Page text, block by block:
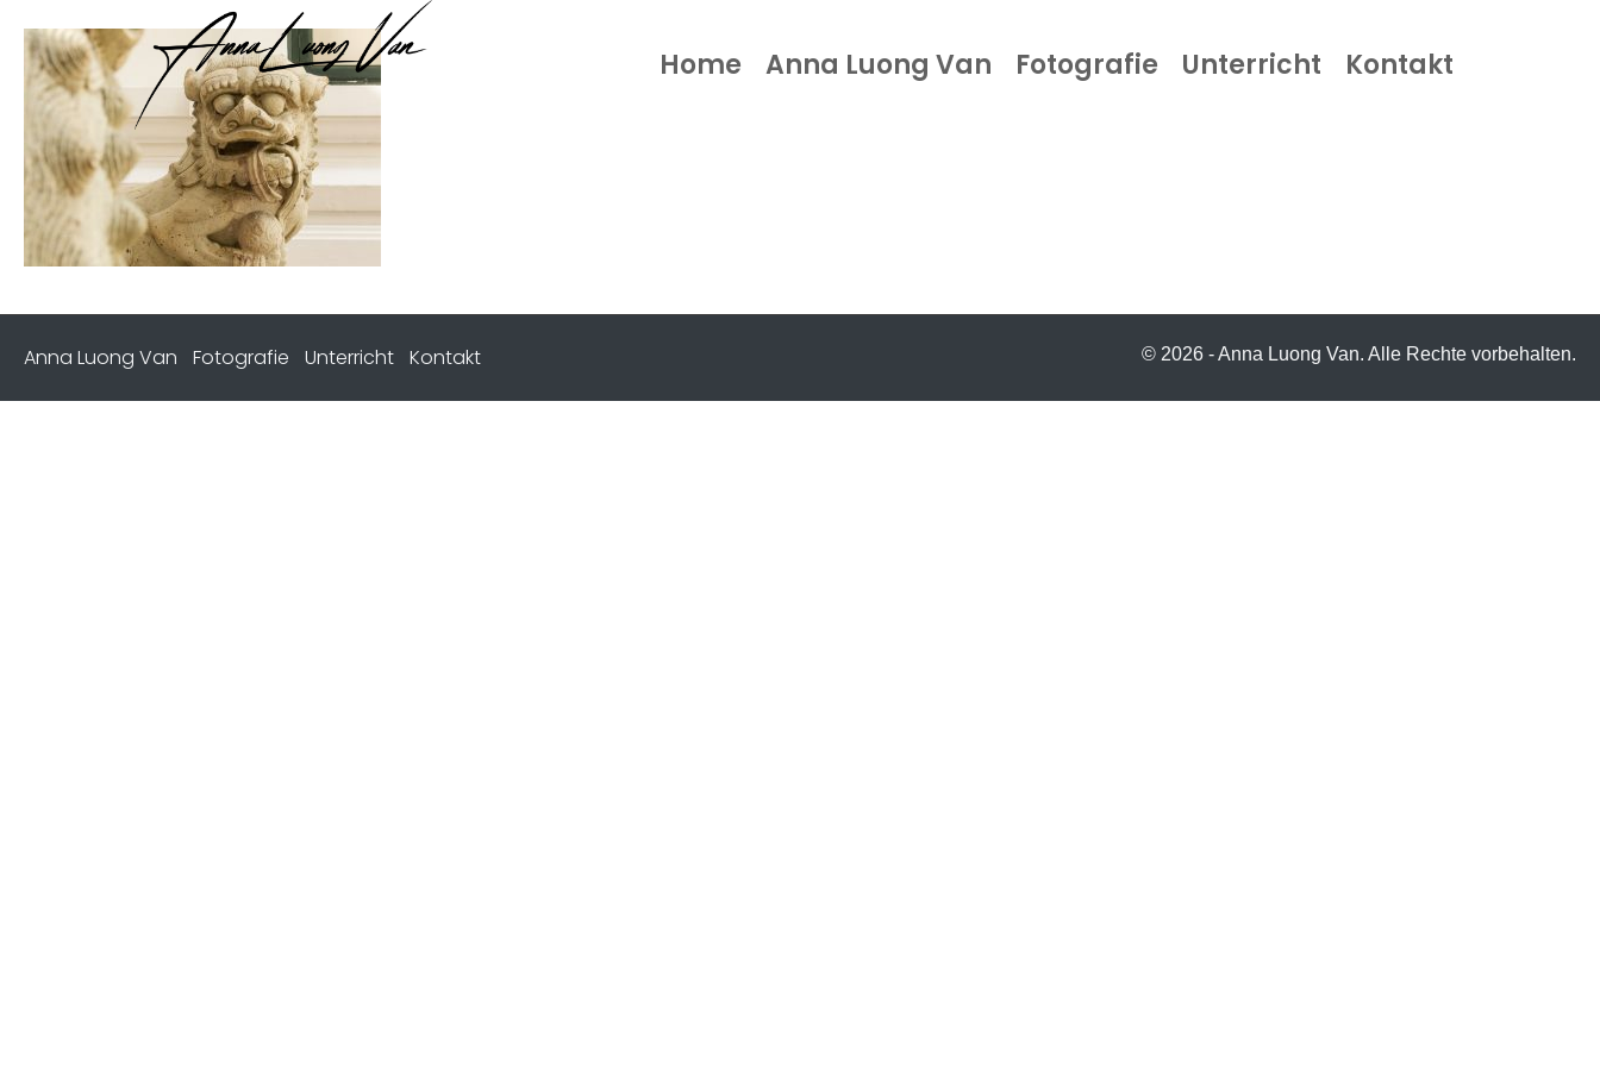
Home Anna Luong Van Fotografie Unterricht Kontakt
Anna Luong Van Fotografie Unterricht Kontakt © 2026 - Anna Luong Van. Alle Rechte vorbehalten.